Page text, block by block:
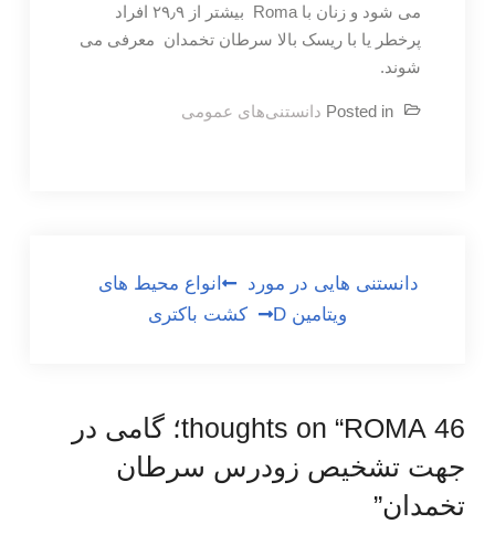
می شود و زنان با Roma بیشتر از ۲۹٫۹ افراد
پرخطر یا با ریسک بالا سرطان تخمدان معرفی می
شوند.
Posted in دانستنی‌های عمومی
راهبری
انواع محیط های
کشت باکتری
دانستنی هایی در مورد
ویتامین D
46 thoughts on “
ROMA؛ گامی در
جهت تشخیص زودرس سرطان
تخمدان”